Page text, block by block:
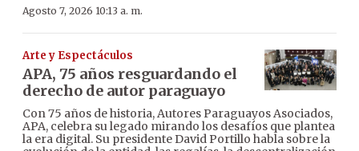
Agosto 7, 2026 10:13 a. m.
Arte y Espectáculos
APA, 75 años resguardando el
derecho de autor paraguayo
Con 75 años de historia, Autores Paraguayos Asociados,
APA, celebra su legado mirando los desafíos que plantea
la era digital. Su presidente David Portillo habla sobre la